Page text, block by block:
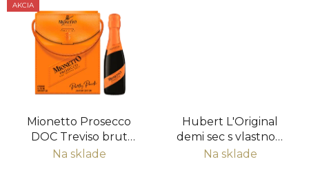
AKCIA
Mionetto Prosecco
DOC Treviso brut
Party pack
Na sklade
Hubert L'Original
demi sec s vlastnou
prednou etiketou
Na sklade